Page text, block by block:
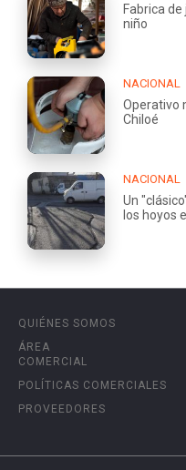
Fabrica
niño
NACIONAL
Operativo
Chiloé
NACIONAL
Un
los hoyos
QUIÉNES SOMOS
ÁREA
COMERCIAL
POLÍTICAS COMERCIALES
PROVEEDORES